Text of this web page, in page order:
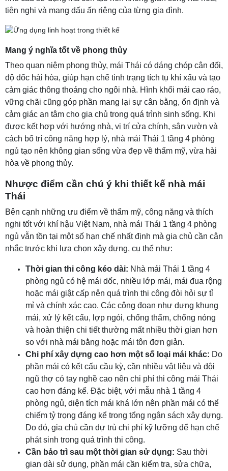
tiện nghi và mang dấu ấn riêng của từng gia đình.
Mang ý nghĩa tốt về phong thủy
Theo quan niệm phong thủy, mái Thái có dáng chóp cân đối,
độ dốc hài hòa, giúp hạn chế tình trạng tích tụ khí xấu và tạo
cảm giác thông thoáng cho ngôi nhà. Hình khối mái cao ráo,
vững chãi cũng góp phần mang lại sự cân bằng, ổn định và
cảm giác an tâm cho gia chủ trong quá trình sinh sống. Khi
được kết hợp với hướng nhà, vị trí cửa chính, sân vườn và
cách bố trí công năng hợp lý, nhà mái Thái 1 tầng 4 phòng
ngủ tạo nên không gian sống vừa đẹp về thẩm mỹ, vừa hài
hòa về phong thủy.
Nhược điểm cần chú ý khi thiết kế nhà mái
Thái
Bên cạnh những ưu điểm về thẩm mỹ, công năng và thích
nghi tốt với khí hậu Việt Nam, nhà mái Thái 1 tầng 4 phòng
ngủ vẫn tồn tại một số hạn chế nhất định mà gia chủ cần cân
nhắc trước khi lựa chọn xây dựng, cụ thể như:
Thời gian thi công kéo dài: Nhà mái Thái 1 tầng 4
phòng ngủ có hệ mái dốc, nhiều lớp mái, mái đua rộng
hoặc mái giật cấp nên quá trình thi công đòi hỏi sự tỉ
mỉ và chính xác cao. Các công đoạn như dựng khung
mái, xử lý kết cấu, lợp ngói, chống thấm, chống nóng
và hoàn thiện chi tiết thường mất nhiều thời gian hơn
so với nhà mái bằng hoặc mái tôn đơn giản.
Chi phí xây dựng cao hơn một số loại mái khác: Do
phần mái có kết cấu cầu kỳ, cần nhiều vật liệu và đội
ngũ thợ có tay nghề cao nên chi phí thi công mái Thái
cao hơn đáng kể. Đặc biệt, với mẫu nhà 1 tầng 4
phòng ngủ, diện tích mái khá lớn nên phần mái có thể
chiếm tỷ trọng đáng kể trong tổng ngân sách xây dựng.
Do đó, gia chủ cần dự trù chi phí kỹ lưỡng để hạn chế
phát sinh trong quá trình thi công.
Cần bảo trì sau một thời gian sử dụng: Sau thời
gian dài sử dụng, phần mái cần kiểm tra, sửa chữa,